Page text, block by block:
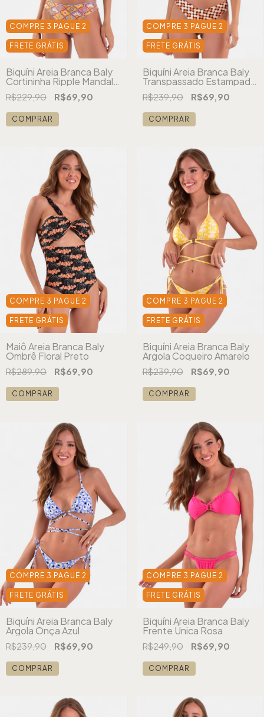
COMPRE 3 PAGUE 2
FRETE GRÁTIS
Biquíni Areia Branca Baly
Cortininha Ripple Mandala
Laranja
R$229,90 R$69,90
COMPRAR
COMPRE 3 PAGUE 2
FRETE GRÁTIS
Biquíni Areia Branca Baly
Transpassado Estampado
Laranja
R$239,90 R$69,90
COMPRAR
COMPRE 3 PAGUE 2
FRETE GRÁTIS
Maiô Areia Branca Baly
Ombrê Floral Preto
R$289,90 R$69,90
COMPRAR
COMPRE 3 PAGUE 2
FRETE GRÁTIS
Biquíni Areia Branca Baly
Argola Coqueiro Amarelo
R$239,90 R$69,90
COMPRAR
COMPRE 3 PAGUE 2
FRETE GRÁTIS
Biquíni Areia Branca Baly
Argola Onça Azul
R$239,90 R$69,90
COMPRAR
COMPRE 3 PAGUE 2
FRETE GRÁTIS
Biquíni Areia Branca Baly
Frente Única Rosa
R$249,90 R$69,90
COMPRAR